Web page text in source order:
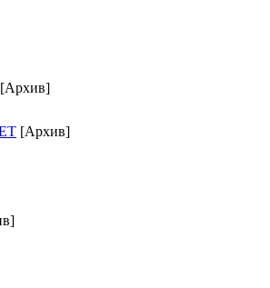
[Архив]
[Архив]